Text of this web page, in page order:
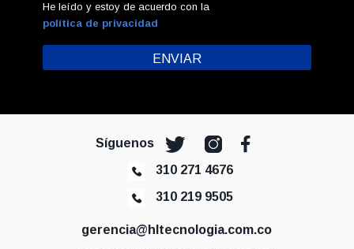
He leído y estoy de acuerdo con la
política de privacidad
Síguenos
310 271 4676
310 219 9505
gerencia@hltecnologia.com.co